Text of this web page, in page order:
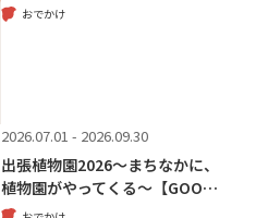
おでかけ
2026.07.01 - 2026.09.30
出張植物園2026～まちなかに、
植物園がやってくる～【GOO…